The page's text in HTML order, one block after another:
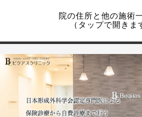
院の住所と他の施術
（タップで開きま